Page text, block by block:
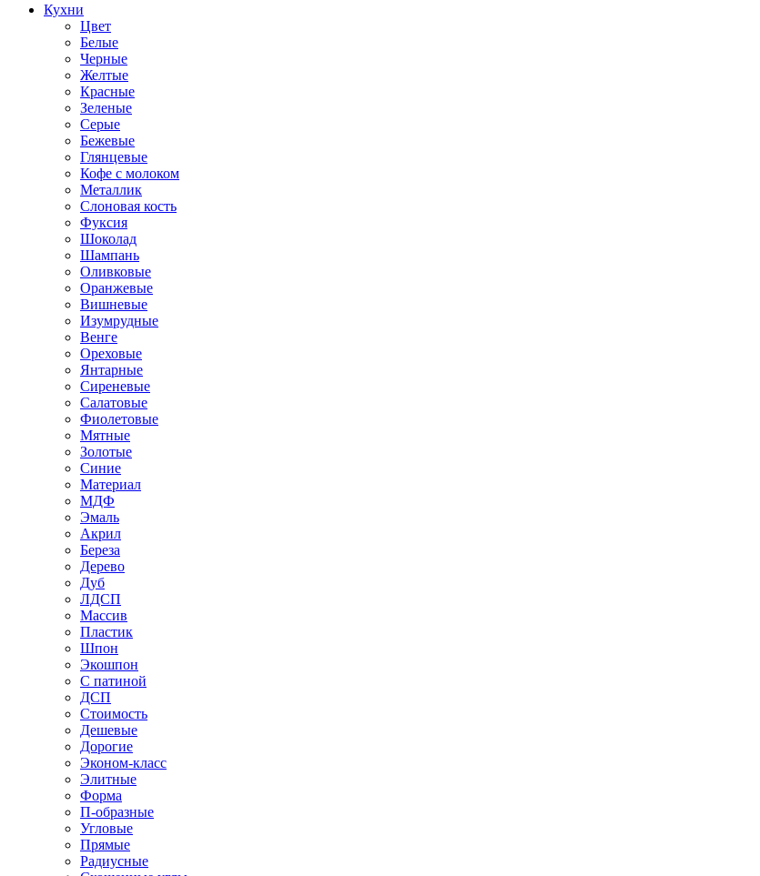
Кухни
Цвет
Белые
Черные
Желтые
Красные
Зеленые
Серые
Бежевые
Глянцевые
Кофе с молоком
Металлик
Слоновая кость
Фуксия
Шоколад
Шампань
Оливковые
Оранжевые
Вишневые
Изумрудные
Венге
Ореховые
Янтарные
Сиреневые
Салатовые
Фиолетовые
Мятные
Золотые
Синие
Материал
МДФ
Эмаль
Акрил
Береза
Дерево
Дуб
ЛДСП
Массив
Пластик
Шпон
Экошпон
С патиной
ДСП
Стоимость
Дешевые
Дорогие
Эконом-класс
Элитные
Форма
П-образные
Угловые
Прямые
Радиусные